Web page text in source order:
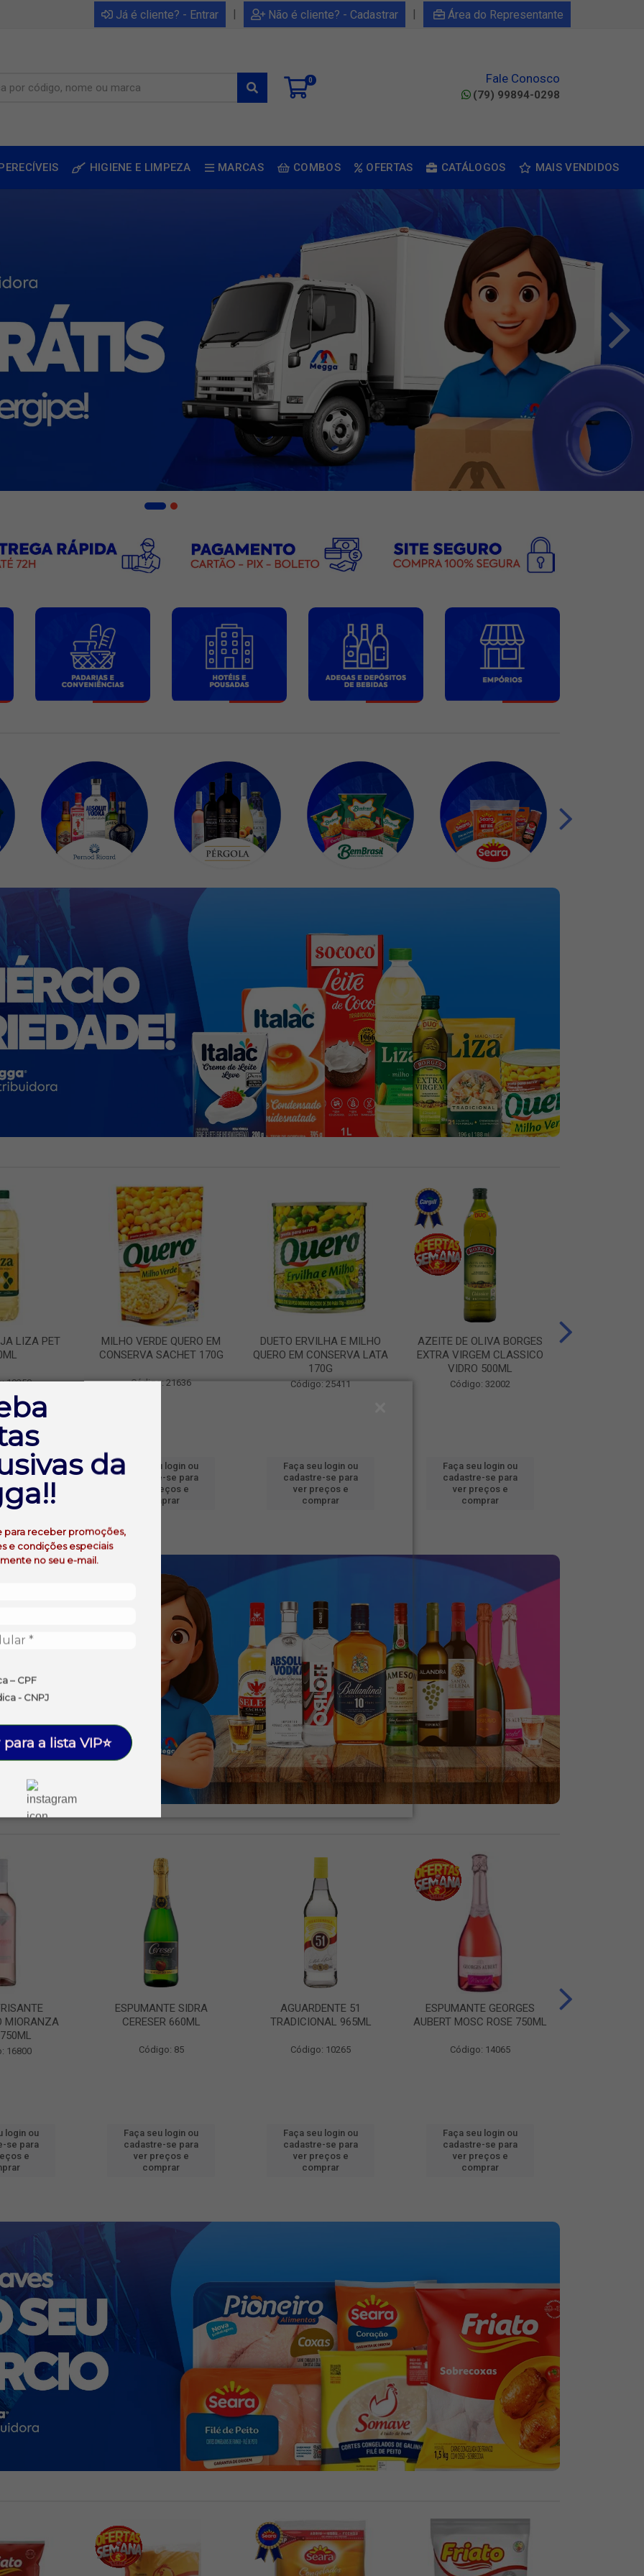
da
para receber promoções,
e condições especiais
no seu e-mail.
– CPF
- CNPJ
a lista VIP⭐
Já é cliente? - Entrar | Não é cliente? - Cadastrar | Área do Representante
0 Fale Conosco
(79) 99894-0298
HIGIENE E LIMPEZA MARCAS COMBOS OFERTAS CATÁLOGOS MAIS VENDIDOS
LIZA PET
19250
login ou
se para
e
MILHO VERDE QUERO EM
CONSERVA SACHET 170G
Código: 21636
Faça seu login ou
cadastre-se para
ver preços e
comprar
DUETO ERVILHA E MILHO
QUERO EM CONSERVA LATA
170G
Código: 25411
Faça seu login ou
cadastre-se para
ver preços e
comprar
AZEITE DE OLIVA BORGES
EXTRA VIRGEM CLASSICO
VIDRO 500ML
Código: 32002
Faça seu login ou
cadastre-se para
ver preços e
comprar
MIORANZA
16800
login ou
se para
e
ESPUMANTE SIDRA
CERESER 660ML
Código: 85
Faça seu login ou
cadastre-se para
ver preços e
comprar
AGUARDENTE 51
TRADICIONAL 965ML
Código: 10265
Faça seu login ou
cadastre-se para
ver preços e
comprar
ESPUMANTE GEORGES
AUBERT MOSC ROSE 750ML
Código: 14065
Faça seu login ou
cadastre-se para
ver preços e
comprar